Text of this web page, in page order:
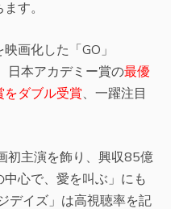
す。
画化した「GO」
日本アカデミー賞の最優
をダブル受賞 、一躍注目
初主演を飾り、興収85億
心で、愛を叫ぶ」にも
デイズ」は高視聴率を記